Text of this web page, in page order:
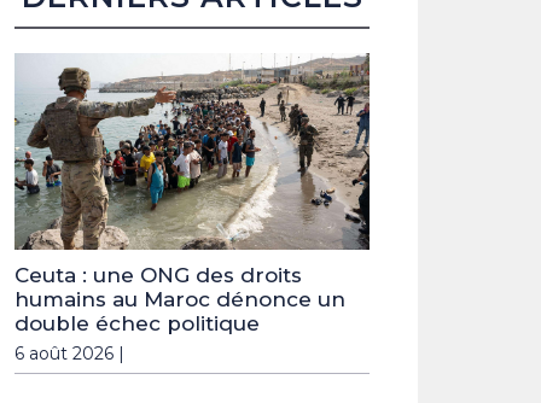
Ceuta : une ONG des droits
humains au Maroc dénonce un
double échec politique
6 août 2026 |